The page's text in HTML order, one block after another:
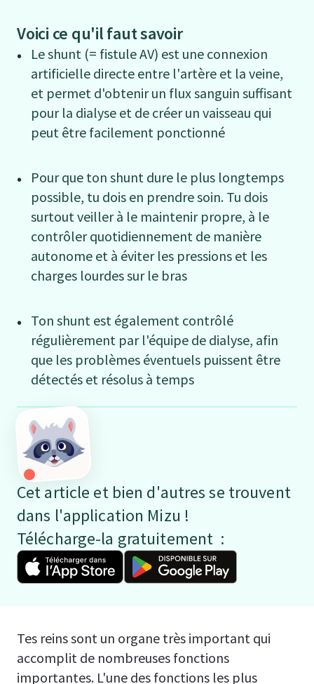
Voici ce qu'il faut savoir
Le shunt (= fistule AV) est une connexion
artificielle directe entre l'artère et la veine,
et permet d'obtenir un flux sanguin suffisant
pour la dialyse et de créer un vaisseau qui
peut être facilement ponctionné
Pour que ton shunt dure le plus longtemps
possible, tu dois en prendre soin. Tu dois
surtout veiller à le maintenir propre, à le
contrôler quotidiennement de manière
autonome et à éviter les pressions et les
charges lourdes sur le bras
Ton shunt est également contrôlé
régulièrement par l'équipe de dialyse, afin
que les problèmes éventuels puissent être
détectés et résolus à temps
Cet article et bien d'autres se trouvent
dans l'application Mizu !
Télécharge-la gratuitement :
Tes reins sont un organe très important qui
accomplit de nombreuses fonctions
importantes. L'une des fonctions les plus